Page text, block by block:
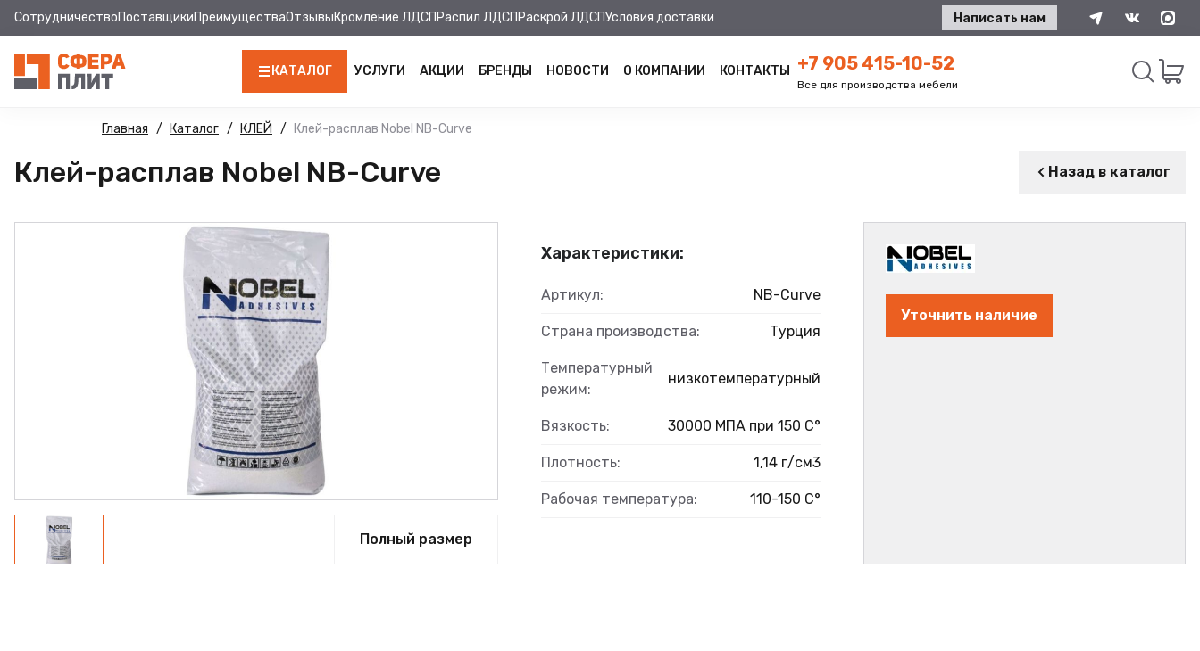
СотрудничествоПоставщикиПреимуществаОтзывыКромление ЛДСП Распил ЛДСП Раскрой ЛДСПУсловия доставки Написать нам
КАТАЛОГ
ЛДСП
КРОМКА
МДФ ПАНЕЛИ
СТОЛЕШНИЦЫ
ХДФ
ДВПО
ФАНЕРА
ФУРНИТУРА
ПРОФИЛЬ АЛЮМИНИЕВЫЙ
УСЛУГИ АКЦИИ БРЕНДЫ НОВОСТИ О КОМПАНИИ КОНТАКТЫ +7 905 415-10-52
Все для производства мебели
Главная Каталог КЛЕЙ Клей-расплав Nobel NB-Curve
Клей-расплав Nobel NB-Curve Назад в каталог
Полный размер
Характеристики:
Артикул: NB-Curve
Страна производства: Турция
Температурный
режим:
низкотемпературный
Вязкость: 30000 МПА при 150 С°
Плотность: 1,14 г/см3
Рабочая температура: 110-150 С°
Уточнить наличие